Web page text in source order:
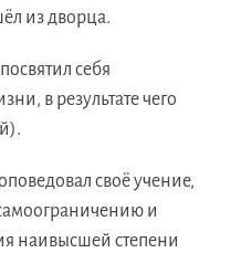
из дворца.
себя
в результате чего
своё учение,
и
наивысшей степени